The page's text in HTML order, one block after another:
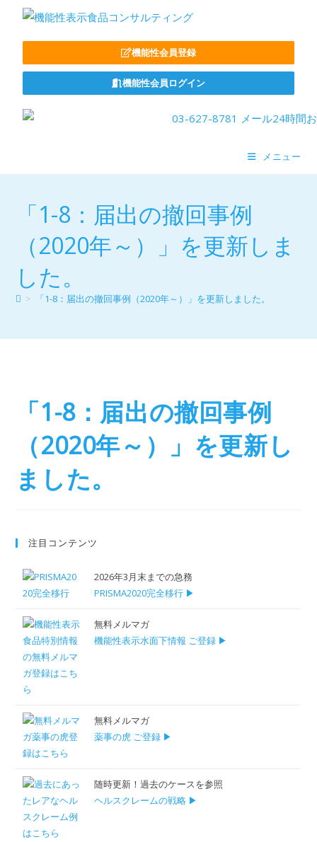
機能性会員登録
機能性会員ログイン
メニュー
「1-8：届出の撤回事例
（2020年～）」を更新しま
した。
> 「1-8：届出の撤回事例（2020年～）」を更新しました。
「1-8：届出の撤回事例
（2020年～）」を更新し
ました。
注目コンテンツ
2026年3月末までの急務
PRISMA2020完全移行 ▶
無料メルマガ
機能性表示水面下情報 ご登録 ▶
無料メルマガ
薬事の虎 ご登録 ▶
随時更新！過去のケースを参照
ヘルスクレームの戦略 ▶